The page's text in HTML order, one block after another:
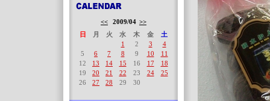
<< 2009/04 >>
日
月 火 水 木 金
土
1
2 3
4
5
6 7 8 9 10
11
12
13 14 15 16 17
18
19
20 21 22 23 24
25
26
27 28 29 30